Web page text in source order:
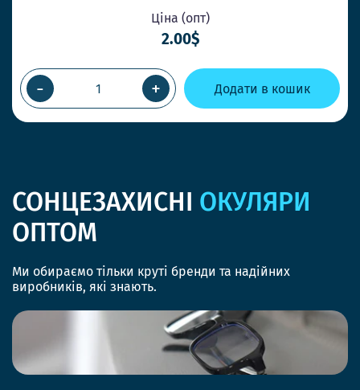
Ціна (опт)
2.00$
- + Додати в кошик
СОНЦЕЗАХИСНІ ОКУЛЯРИ
ОПТОМ
Ми обираємо тільки круті бренди та надійних
виробників, які знають.